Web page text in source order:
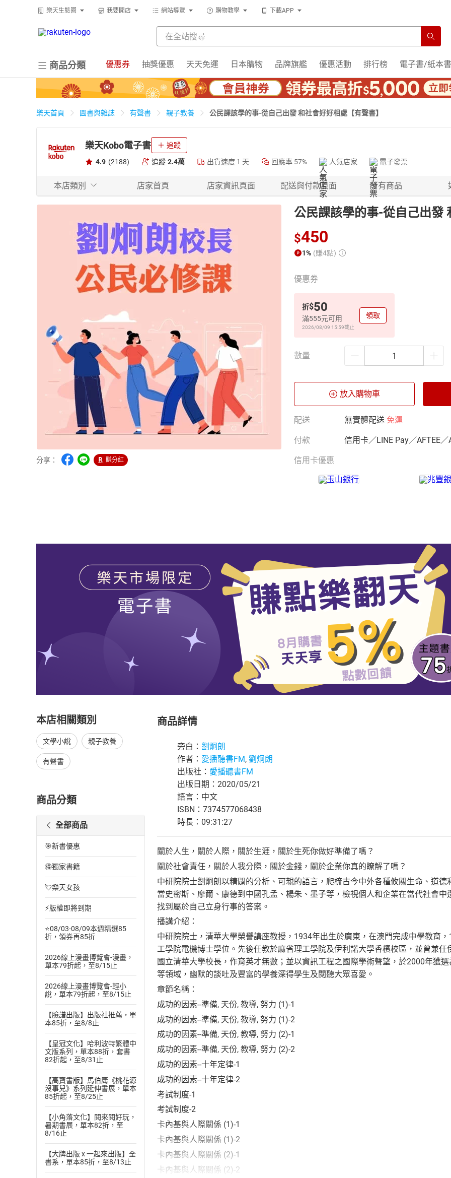
樂天生態圈 我要開店 網站導覽 購物教學 下載APP
商品分類 優惠券 抽獎優惠 天天免運 日本購物 品牌旗艦 優惠活動 排行榜 電子書/紙本書
樂天首頁 圖書與雜誌 有聲書 親子教養 公民課該學的事-從自己出發 和社會好好相處【有聲書】
樂天Kobo電子書 追蹤
4.9 (2188) 追蹤 2.4萬 出貨速度 1 天 回應率 57% 人氣店家 電子發票
本店類別 店家首頁 店家資訊頁面 配送與付款頁面 所有商品
分享： 賺分紅
公民課該學的事-從自己出發
$450
1% (賺4點)
優惠券
折$50
滿555元可用
2026/08/09 15:59截止
領取
數量
放入購物車
配送 無實體配送 免運
付款 信用卡／LINE Pay／AFTEE／
信用卡優惠
本店相關類別
文學小說 親子教養
有聲書
商品分類
全部商品
🎯新書優惠
🉐獨家書籍
💘樂天女孩
⚡版權即將到期
⭐08/03-08/09本週精選85
折，領券再85折
2026線上漫畫博覽會-漫畫，
單本79折起，至8/15止
2026線上漫畫博覽會-輕小
說，單本79折起，至8/15止
【臉譜出版】出版社推薦，單
本85折，至8/8止
【皇冠文化】哈利波特繁體中
文版系列，單本88折，套書
82折起，至8/31止
【高寶書版】馬伯庸《桃花源
沒事兒》系列延伸書展，單本
85折起，至8/25止
【小角落文化】閱來閱好玩，
暑期書展，單本82折，至
8/16止
【大牌出版 x 一起來出版】全
書系，單本85折，至8/13止
商品詳情
旁白： 劉炯朗
作者： 愛播聽書FM, 劉炯朗
出版社： 愛播聽書FM
出版日期：2020/05/21
語言：中文
ISBN：7374577068438
時長：09:31:27
關於人生，關於人際，關於生涯，關於生死你做好準備了嗎？
關於社會責任，關於人我分際，關於金錢，關於企業你真的瞭解了嗎？
中研院院士劉炯朗以精闢的分析、可親的語言，爬梳古今中外各種攸關生命、道
當史密斯、摩爾、康德到中國孔孟、楊朱、墨子等，檢視個人和企業在當代社會
找到屬於自己立身行事的答案。
播講介紹：
中研院院士，清華大學榮譽講座教授，1934年出生於廣東，在澳門完成中學教育
工學院電機博士學位。先後任教於麻省理工學院及伊利諾大學香檳校區，並曾兼
國立清華大學校長，作育英才無數；並以資訊工程之國際學術聲望，於2000年獲
等領域，幽默的談吐及豐富的學養深得學生及閱聽大眾喜愛。
章節名稱：
成功的因素--準備, 天份, 教導, 努力 (1)-1
成功的因素--準備, 天份, 教導, 努力 (1)-2
成功的因素--準備, 天份, 教導, 努力 (2)-1
成功的因素--準備, 天份, 教導, 努力 (2)-2
成功的因素--十年定律-1
成功的因素--十年定律-2
考試制度-1
考試制度-2
卡內基與人際關係 (1)-1
卡內基與人際關係 (1)-2
卡內基與人際關係 (2)-1
卡內基與人際關係 (2)-2